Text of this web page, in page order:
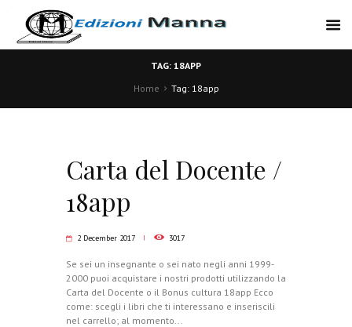
TAG: 18APP
Home
Tag: 18app
Carta del Docente /
18app
2 December 2017 3017
Se sei un insegnante o sei nato negli anni 1999-
2000 puoi acquistare i nostri prodotti utilizzando la
Carta del Docente o il Bonus cultura 18app Ecco
come: scegli i libri che ti interessano e inseriscili
nel carrello; al momento...